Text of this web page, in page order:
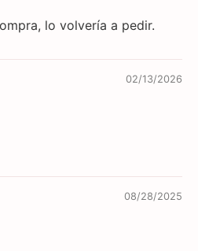
lo volvería a pedir.
02/13/2026
08/28/2025